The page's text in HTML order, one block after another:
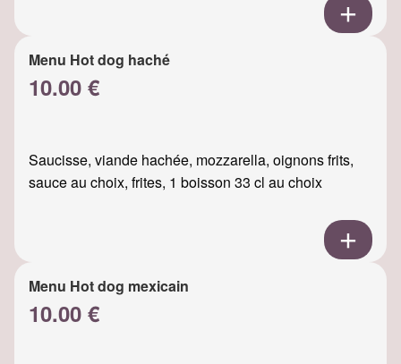
Menu Hot dog haché
10.00 €
Saucisse, viande hachée, mozzarella, oignons frits,
sauce au choix, frites, 1 boisson 33 cl au choix
Menu Hot dog mexicain
10.00 €